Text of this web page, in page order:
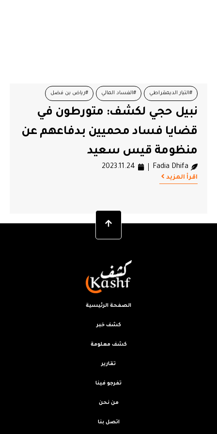
#التيار الديمقراطي #الفساد المالي #رياض بن فضل
#نبيل حجي
نبيل حجي لكشف: متورطون في
قضايا فساد محميين بدفاعهم عن
منظومة قيس سعيد
Fadia Dhifa
2023.11.24
اقرأ المزيد
الصفحة الرئيسية
كشف خبر
كشف معلومة
تقارير
تفرجو فينا
من نحن
اتصل بنا